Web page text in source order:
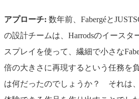
アプローチ: 数年前、Fabergéと
の設計チームは、Harrodsのイースタ
スプレイを使って、繊細で小さな
倍の大きさに再現するという任務を
は何だったのでしょうか？ それは